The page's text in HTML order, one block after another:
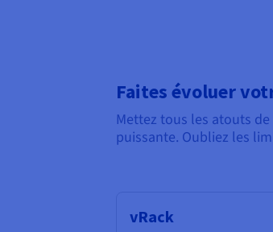
Faites évoluer
Mettez tous les atouts
puissante. Oubliez les
vRack